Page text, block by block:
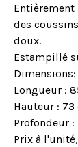
des
doux.
Estampillé
Dimensions:
Longueur :
Hauteur : 73
Profondeur :
Prix à